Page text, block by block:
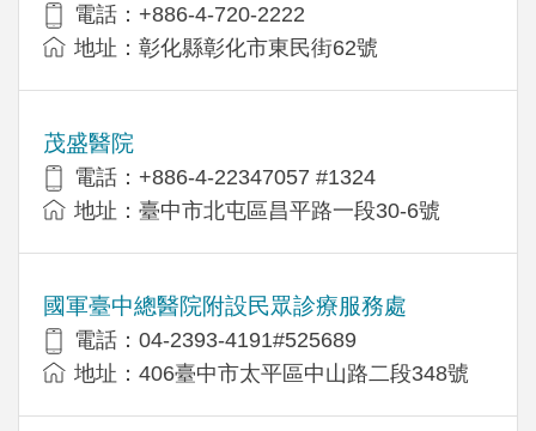
電話：+886-4-720-2222
地址：彰化縣彰化市東民街62號
茂盛醫院
電話：+886-4-22347057 #1324
地址：臺中市北屯區昌平路一段30-6號
國軍臺中總醫院附設民眾診療服務處
電話：04-2393-4191#525689
地址：406臺中市太平區中山路二段348號